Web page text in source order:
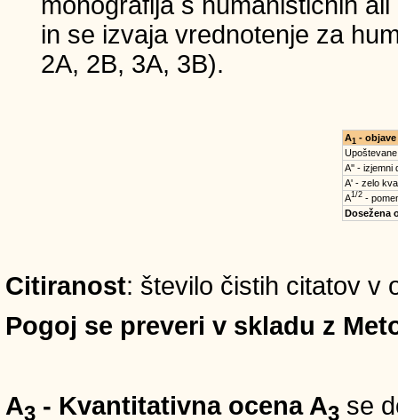
in se izvaja vrednotenje za
2A, 2B, 3A, 3B).
A1 - objave
A'' - izjemni
A' - zelo
A1/2-
Dosežena
Citiranost: število čistih citatov v
Pogoj se preveri v skladu z
A3 - Kvantitativna ocena A3 se